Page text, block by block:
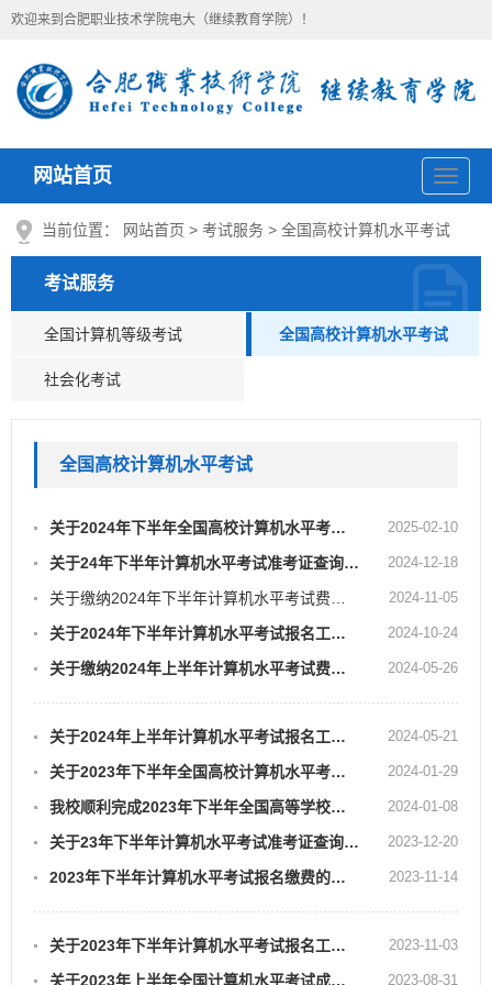
欢迎来到合肥职业技术学院电大（继续教育学院）！
导
航
网站首页
当前位置： 网站首页 > 考试服务 > 全国高校计算机水平考试
考试服务
全国计算机等级考试 全国高校计算机水平考试
社会化考试
全国高校计算机水平考试
2025-02-10
关于2024年下半年全国高校计算机水平考试（安徽考区）成绩发布及查询的通知
2024-12-18
关于24年下半年计算机水平考试准考证查询及打印的通知
2024-11-05
2024-10-24
关于2024年下半年计算机水平考试报名工作的通知
2024-05-26
关于缴纳2024年上半年计算机水平考试费的通知
2024-05-21
关于2024年上半年计算机水平考试报名工作的通知
2024-01-29
关于2023年下半年全国高校计算机水平考试（安徽考区）成绩发布及查询的通知
2024-01-08
我校顺利完成2023年下半年全国高等学校（安徽考区） 计算机水平考试
2023-12-20
关于23年下半年计算机水平考试准考证查询及打印的通知
2023-11-14
2023年下半年计算机水平考试报名缴费的通知
2023-11-03
关于2023年下半年计算机水平考试报名工作的通知
2023-08-31
关于2023年上半年全国计算机水平考试成绩查询的通知